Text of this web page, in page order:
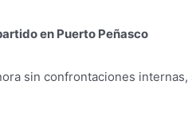
en Puerto Peñasco
sin confrontaciones